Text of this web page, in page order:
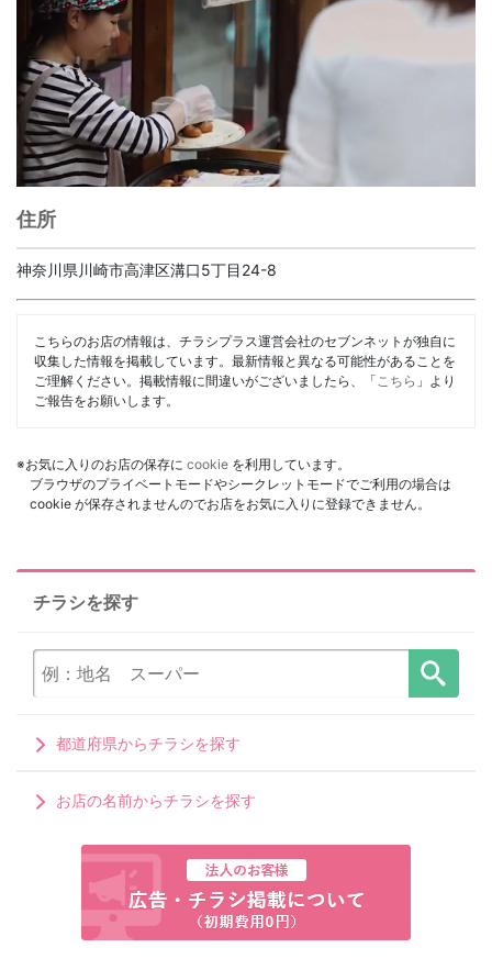
住所
神奈川県川崎市高津区溝口5丁目24-8
こちらのお店の情報は、チラシプラス運営会社のセブンネットが独自に
収集した情報を掲載しています。最新情報と異なる可能性があることを
ご理解ください。掲載情報に間違いがございましたら、「 こちら 」より
ご報告をお願いします。
※お気に入りのお店の保存に cookie を利用しています。
ブラウザのプライベートモードやシークレットモードでご利用の場合は
cookie が保存されませんのでお店をお気に入りに登録できません。
チラシを探す
都道府県からチラシを探す
お店の名前からチラシを探す